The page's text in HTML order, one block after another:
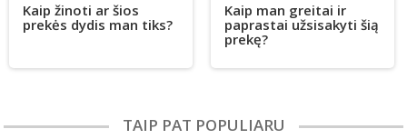
Kaip žinoti ar šios
prekės dydis man tiks?
Kaip man greitai ir
paprastai užsisakyti šią
prekę?
TAIP PAT POPULIARU